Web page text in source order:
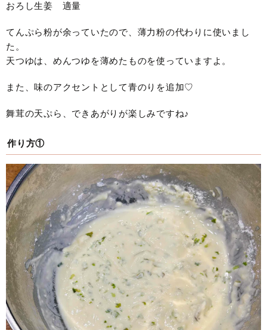
おろし生姜 適量
てんぷら粉が余っていたので、薄力粉の代わりに使いまし
た。
天つゆは、めんつゆを薄めたものを使っていますよ。
また、味のアクセントとして青のりを追加♡
舞茸の天ぷら、できあがりが楽しみですね♪
作り方①